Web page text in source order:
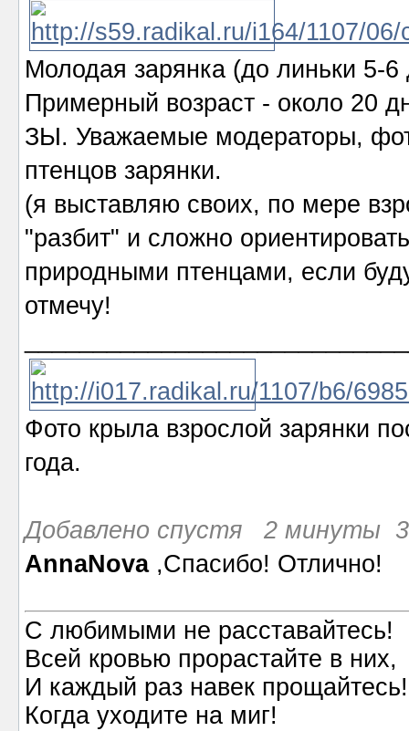
Молодая зарянка (до линьки 5-6
Примерный возраст - около 20
ЗЫ. Уважаемые модераторы,
птенцов зарянки.
(я выставляю своих, по мере
"разбит" и сложно
природными птенцами, если
отмечу!
Фото крыла взрослой зарянки
года.
Добавлено спустя 2 минуты
AnnaNova,Спасибо! Отлично!
С любимыми не расставайтесь!
Всей кровью прорастайте в них,
И каждый раз навек прощайтесь!
Когда уходите на миг!